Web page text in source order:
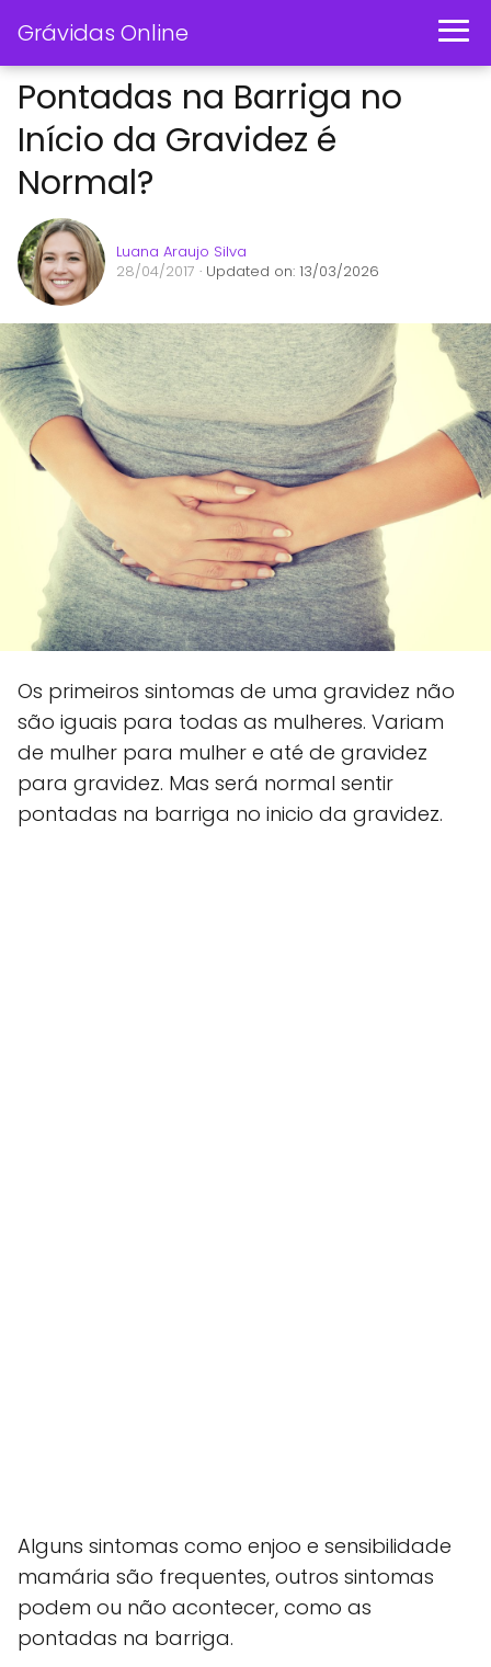
Grávidas Online
Pontadas na Barriga no
Início da Gravidez é
Normal?
Luana Araujo Silva
28/04/2017 · Updated on: 13/03/2026
Os primeiros sintomas de uma gravidez não
são iguais para todas as mulheres. Variam
de mulher para mulher e até de gravidez
para gravidez. Mas será normal sentir
pontadas na barriga no inicio da gravidez.
Alguns sintomas como enjoo e sensibilidade
mamária são frequentes, outros sintomas
podem ou não acontecer, como as
pontadas na barriga.